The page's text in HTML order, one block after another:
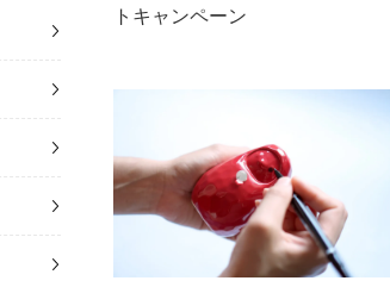
トキャンペーン